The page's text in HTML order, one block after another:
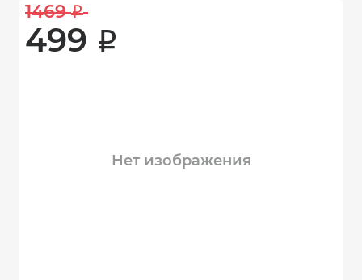
1469 i
499 i
Нет изображения